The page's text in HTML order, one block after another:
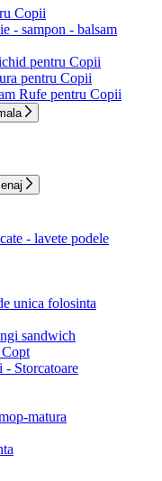
Copii
- sampon - balsam
pentru Copii
pentru Copii
Rufe pentru Copii
- lavete podele
unica folosinta
sandwich
- Storcatoare
matura